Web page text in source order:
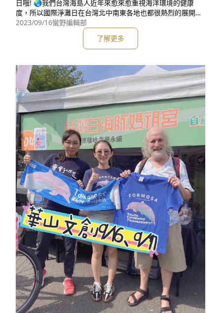
日哦! 🌏我們台灣海島人近年來愈來愈重視海洋環境的健康
度，所以國際淨灘日在台灣北中南東各地也都很熱烈的展開淨
灘活動。白海豚媽祖宮今天特別兵分三路，派出強大的天將 #
蠻野心足生態協會 kito主任去到台北華山參加自綠生活節，再
指派天兵 #台灣媽祖魚保育聯盟 執行秘書丁2去到雲林三條崙
🌊和我們的環保好夥伴&n
2023/09/16蠻野編輯部
了解更多